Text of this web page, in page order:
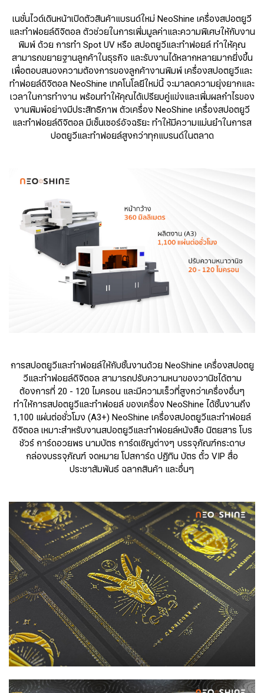
เนชั่นไวด์เดินหน้าเปิดตัวสินค้าแบรนด์ใหม่ NeoShine เครื่องสปอตยูวี
และทำฟอยล์ดิจิตอล ตัวช่วยในการเพิ่มมูลค่าและความพิเศษให้กับงาน
พิมพ์ ด้วย การทำ Spot UV หรือ สปอตยูวีและทำฟอยล์ ทำให้คุณ
สามารถขยายฐานลูกค้าในธุรกิจ และรับงานได้หลากหลายมากยิ่งขึ้น
เพื่อตอบสนองความต้องการของลูกค้างานพิมพ์ เครื่องสปอตยูวีและ
ทำฟอยล์ดิจิตอล NeoShine เทคโนโลยีใหม่นี้ จะมาลดความยุ่งยากและ
เวลาในการทำงาน พร้อมทำให้คุณได้เปรียบคู่แข่งและเพิ่มผลกำไรของ
งานพิมพ์อย่างมีประสิทธิภาพ ตัวเครื่อง NeoShine เครื่องสปอตยูวี
และทำฟอยล์ดิจิตอล มีเซ็นเซอร์อัจฉริยะ ทำให้มีความแม่นยำในการส
ปอตยูวีและทำฟอยล์สูงกว่าทุกแบรนด์ในตลาด
การสปอตยูวีและทำฟอยล์ให้กับชิ้นงานด้วย NeoShine เครื่องสปอตยู
วีและทำฟอยล์ดิจิตอล สามารถปรับความหนาของวานิชได้ตาม
ต้องการที่ 20 - 120 ไมครอน และมีความเร็วที่สูงกว่าเครื่องอื่นๆ
ทำให้การสปอตยูวีและทำฟอยล์ ของเครื่อง NeoShine ได้ชิ้นงานถึง
1,100 แผ่นต่อชั่วโมง (A3+) NeoShine เครื่องสปอตยูวีและทำฟอยล์
ดิจิตอล เหมาะสำหรับงานสปอตยูวีและทำฟอยล์หนังสือ นิตยสาร โบร
ชัวร์ การ์ดอวยพร นามบัตร การ์ดเชิญต่างๆ บรรจุภัณฑ์กระดาษ
กล่องบรรจุภัณฑ์ จดหมาย โปสการ์ด ปฏิทิน บัตร ตั๋ว VIP สื่อ
ประชาสัมพันธ์ ฉลากสินค้า และอื่นๆ